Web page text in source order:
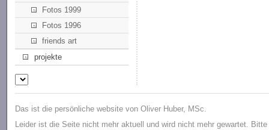
Fotos 1999
Fotos 1996
friends art
projekte
Das ist die persönliche website von Oliver Huber, MSc.
Leider ist die Seite nicht mehr aktuell und wird nicht mehr gewartet.